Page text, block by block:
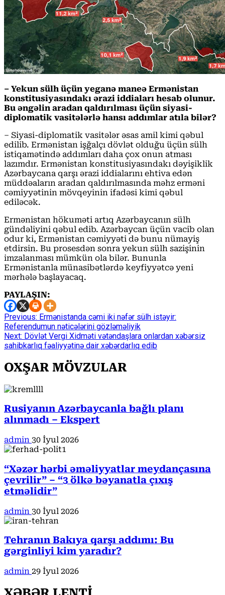
– Yekun sülh üçün yeganə maneə Ermənistan
konstitusiyasındakı ərazi iddiaları hesab olunur.
Bu əngəlin aradan qaldırılması üçün siyasi-
diplomatik vasitələrlə hansı addımlar atıla bilər?
– Siyasi-diplomatik vasitələr əsas amil kimi qəbul
edilib. Ermənistan işğalçı dövlət olduğu üçün sülh
istiqamətində addımları daha çox onun atması
lazımdır. Ermənistan konstitusiyasındakı dəyişiklik
Azərbaycana qarşı ərazi iddialarını ehtiva edən
müddəaların aradan qaldırılmasında məhz erməni
cəmiyyətinin mövqeyinin ifadəsi kimi qəbul
ediləcək.
Ermənistan hökuməti artıq Azərbaycanın sülh
gündəliyini qəbul edib. Azərbaycan üçün vacib olan
odur ki, Ermənistan cəmiyyəti də bunu nümayiş
etdirsin. Bu prosesdən sonra yekun sülh sazişinin
imzalanması mümkün ola bilər. Bununla
Ermənistanla münasibətlərdə keyfiyyətcə yeni
mərhələ başlayacaq.
PAYLAŞIN:
Continue
Reading
Previous: Ermənistanda cəmi iki nəfər sülh istəyir:
Referendumun nəticələrini gözləməliyik
Next: Dövlət Vergi Xidməti vətəndaşlara onlardan xəbərsiz
sahibkarlıq fəaliyyətinə dair xəbərdarlıq edib
OXŞAR MÖVZULAR
Rusiyanın Azərbaycanla bağlı planı
alınmadı – Ekspert
admin 30 İyul 2026
“Xəzər hərbi əməliyyatlar meydançasına
çevrilir” – “3 ölkə bəyanatla çıxış
etməlidir”
admin 30 İyul 2026
Tehranın Bakıya qarşı addımı: Bu
gərginliyi kim yaradır?
admin 29 İyul 2026